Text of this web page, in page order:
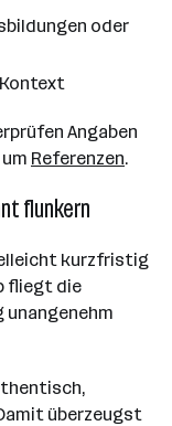
oder
Angaben
Referenzen.
flunkern
kurzfristig
fliegt die
unangenehm
überzeugst